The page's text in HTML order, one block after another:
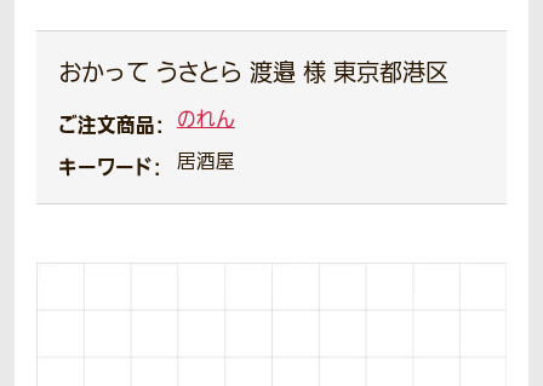
おかって うさとら 渡邉 様 東京都港区
ご注文商品： のれん
キーワード： 居酒屋